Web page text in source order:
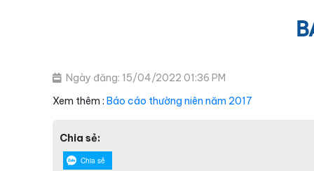
Ngày đăng: 15/04/2022 01:36 PM
Xem thêm : Báo cáo thường niên năm 2017
Chia sẻ:
Chia sẻ